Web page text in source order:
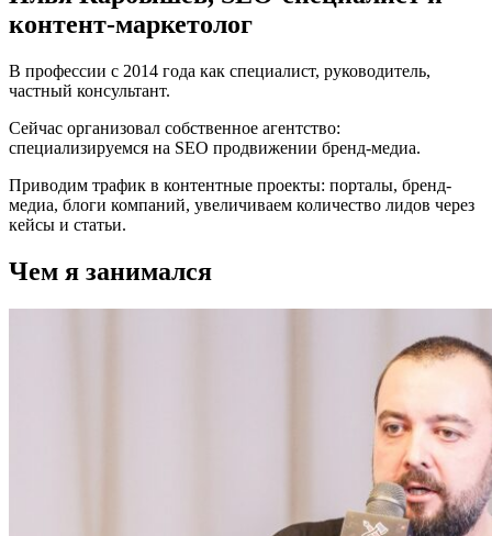
контент-маркетолог
В профессии с 2014 года как специалист, руководитель,
частный консультант.
Сейчас организовал собственное агентство:
специализируемся на SEO продвижении бренд-медиа.
Приводим трафик в контентные проекты: порталы, бренд-
медиа, блоги компаний, увеличиваем количество лидов через
кейсы и статьи.
Чем я занимался